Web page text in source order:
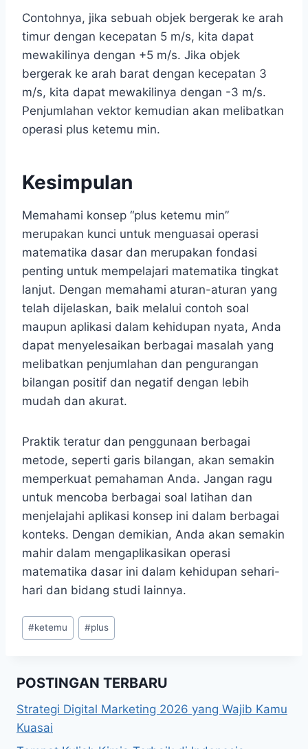
Contohnya, jika sebuah objek bergerak ke arah
timur dengan kecepatan 5 m/s, kita dapat
mewakilinya dengan +5 m/s. Jika objek
bergerak ke arah barat dengan kecepatan 3
m/s, kita dapat mewakilinya dengan -3 m/s.
Penjumlahan vektor kemudian akan melibatkan
operasi plus ketemu min.
Kesimpulan
Memahami konsep “plus ketemu min”
merupakan kunci untuk menguasai operasi
matematika dasar dan merupakan fondasi
penting untuk mempelajari matematika tingkat
lanjut. Dengan memahami aturan-aturan yang
telah dijelaskan, baik melalui contoh soal
maupun aplikasi dalam kehidupan nyata, Anda
dapat menyelesaikan berbagai masalah yang
melibatkan penjumlahan dan pengurangan
bilangan positif dan negatif dengan lebih
mudah dan akurat.
Praktik teratur dan penggunaan berbagai
metode, seperti garis bilangan, akan semakin
memperkuat pemahaman Anda. Jangan ragu
untuk mencoba berbagai soal latihan dan
menjelajahi aplikasi konsep ini dalam berbagai
konteks. Dengan demikian, Anda akan semakin
mahir dalam mengaplikasikan operasi
matematika dasar ini dalam kehidupan sehari-
hari dan bidang studi lainnya.
Post
Tags:
#ketemu #plus
POSTINGAN TERBARU
Strategi Digital Marketing 2026 yang Wajib Kamu
Kuasai